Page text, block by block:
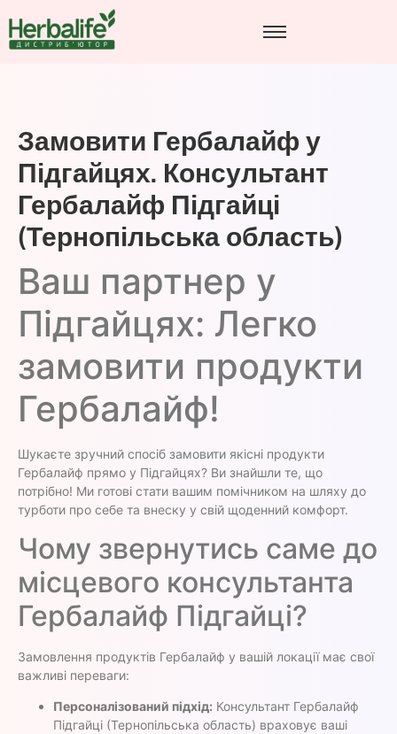
Замовити Гербалайф у
Підгайцях. Консультант
Гербалайф Підгайці
(Тернопільська область)
Ваш партнер у
Підгайцях: Легко
замовити продукти
Гербалайф!
Шукаєте зручний спосіб замовити якісні продукти
Гербалайф прямо у Підгайцях? Ви знайшли те, що
потрібно! Ми готові стати вашим помічником на шляху до
турботи про себе та внеску у свій щоденний комфорт.
Чому звернутись саме до
місцевого консультанта
Гербалайф Підгайці?
Замовлення продуктів Гербалайф у вашій локації має свої
важливі переваги:
Персоналізований підхід: Консультант Гербалайф
Підгайці (Тернопільська область) враховує ваші